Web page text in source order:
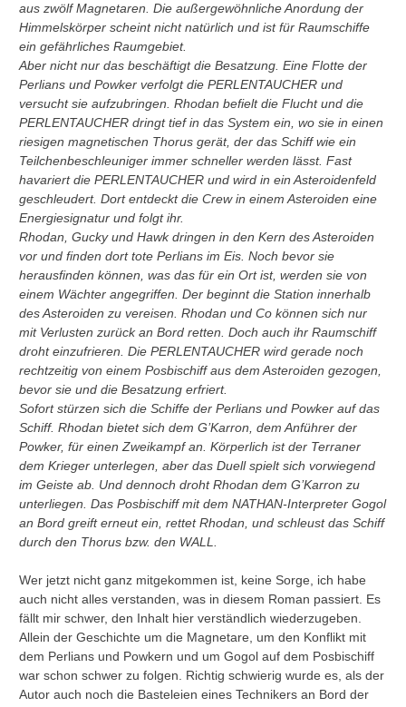
aus zwölf Magnetaren. Die außergewöhnliche Anordung der
Himmelskörper scheint nicht natürlich und ist für Raumschiffe
ein gefährliches Raumgebiet.
Aber nicht nur das beschäftigt die Besatzung. Eine Flotte der
Perlians und Powker verfolgt die PERLENTAUCHER und
versucht sie aufzubringen. Rhodan befielt die Flucht und die
PERLENTAUCHER dringt tief in das System ein, wo sie in einen
riesigen magnetischen Thorus gerät, der das Schiff wie ein
Teilchenbeschleuniger immer schneller werden lässt. Fast
havariert die PERLENTAUCHER und wird in ein Asteroidenfeld
geschleudert. Dort entdeckt die Crew in einem Asteroiden eine
Energiesignatur und folgt ihr.
Rhodan, Gucky und Hawk dringen in den Kern des Asteroiden
vor und finden dort tote Perlians im Eis. Noch bevor sie
herausfinden können, was das für ein Ort ist, werden sie von
einem Wächter angegriffen. Der beginnt die Station innerhalb
des Asteroiden zu vereisen. Rhodan und Co können sich nur
mit Verlusten zurück an Bord retten. Doch auch ihr Raumschiff
droht einzufrieren. Die PERLENTAUCHER wird gerade noch
rechtzeitig von einem Posbischiff aus dem Asteroiden gezogen,
bevor sie und die Besatzung erfriert.
Sofort stürzen sich die Schiffe der Perlians und Powker auf das
Schiff. Rhodan bietet sich dem G’Karron, dem Anführer der
Powker, für einen Zweikampf an. Körperlich ist der Terraner
dem Krieger unterlegen, aber das Duell spielt sich vorwiegend
im Geiste ab. Und dennoch droht Rhodan dem G’Karron zu
unterliegen. Das Posbischiff mit dem NATHAN-Interpreter Gogol
an Bord greift erneut ein, rettet Rhodan, und schleust das Schiff
durch den Thorus bzw. den WALL.
Wer jetzt nicht ganz mitgekommen ist, keine Sorge, ich habe
auch nicht alles verstanden, was in diesem Roman passiert. Es
fällt mir schwer, den Inhalt hier verständlich wiederzugeben.
Allein der Geschichte um die Magnetare, um den Konflikt mit
dem Perlians und Powkern und um Gogol auf dem Posbischiff
war schon schwer zu folgen. Richtig schwierig wurde es, als der
Autor auch noch die Basteleien eines Technikers an Bord der